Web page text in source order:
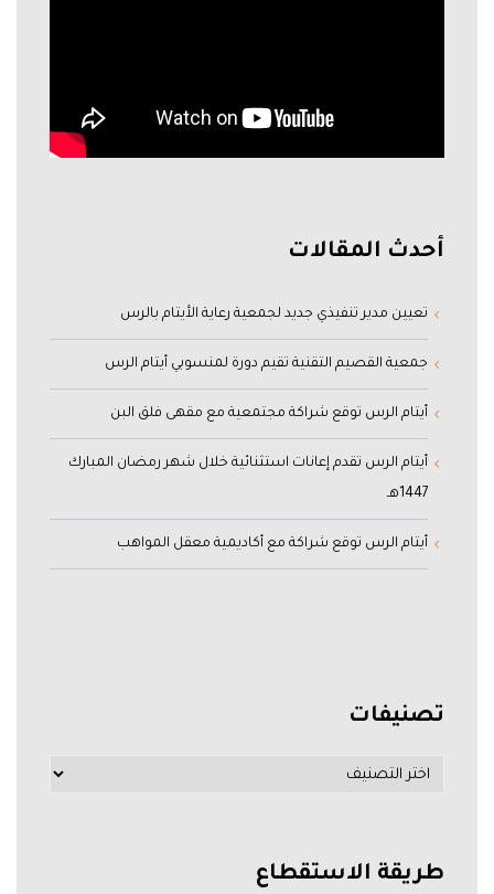
أحدث المقالات
تعيين مدير تنفيذي جديد لجمعية رعاية الأيتام بالرس
جمعية القصيم التقنية تقيم دورة لمنسوبي أيتام الرس
أيتام الرس توقع شراكة مجتمعية مع مقهى فلق البن
أيتام الرس تقدم إعانات استثنائية خلال شهر رمضان المبارك
1447هـ
أيتام الرس توقع شراكة مع أكاديمية معقل المواهب
تصنيفات
طريقة الاستقطاع